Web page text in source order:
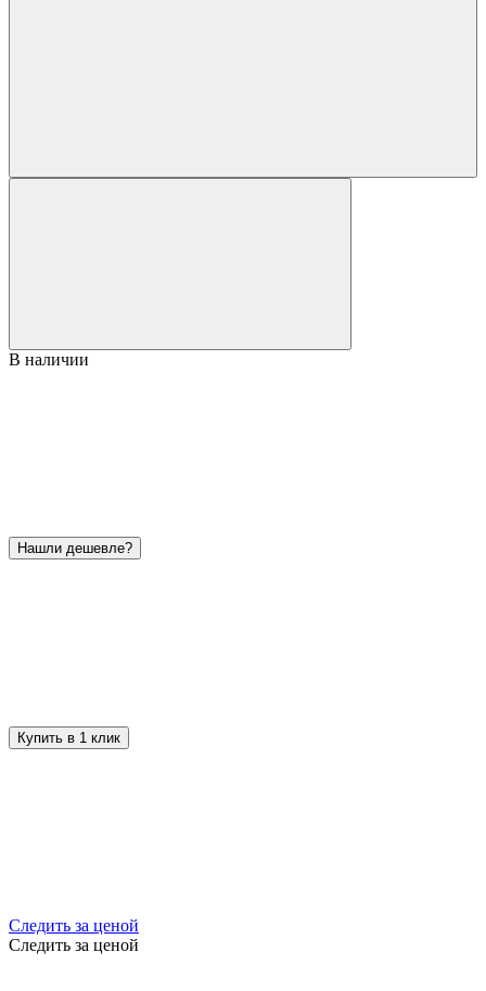
В наличии
Нашли дешевле?
Купить в 1 клик
Следить за ценой
Следить за ценой